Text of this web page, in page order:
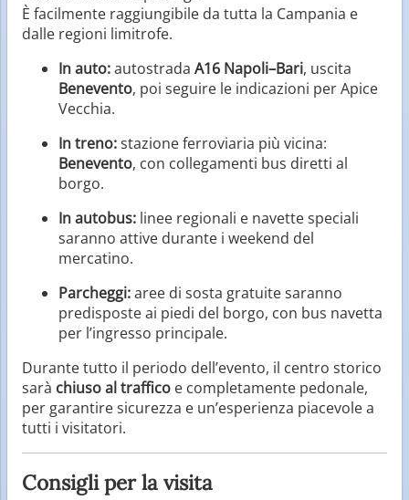
È facilmente raggiungibile da tutta la Campania e
dalle regioni limitrofe.
In auto:autostrada A16 Napoli–Bari, uscita
Benevento, poi seguire le indicazioni per Apice
Vecchia.
In treno:stazione ferroviaria più vicina:
Benevento, con collegamenti bus diretti al
borgo.
In autobus: linee regionali e navette speciali
saranno attive durante i weekend del
mercatino.
Parcheggi:aree di sosta gratuite saranno
predisposte ai piedi del borgo, con bus navetta
per l’ingresso principale.
Durante tutto il periodo dell’evento, il centro storico
sarà chiuso al traffico e completamente pedonale,
per garantire sicurezza e un’esperienza piacevole a
tutti i visitatori.
Consigli per la visita